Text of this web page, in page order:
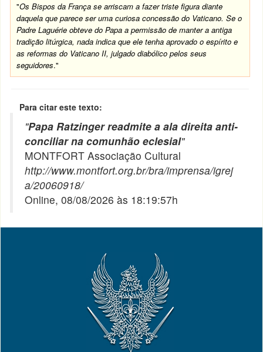
"Os Bispos da França se arriscam a fazer triste figura diante
daquela que parece ser uma curiosa concessão do Vaticano. Se o
Padre Laguérie obteve do Papa a permissão de manter a antiga
tradição litúrgica, nada indica que ele tenha aprovado o espírito e
as reformas do Vaticano II, julgado diabólico pelos seus
seguidores."
Para citar este texto:
"Papa Ratzinger readmite a ala direita anti-
conciliar na comunhão eclesial"
MONTFORT Associação Cultural
http://www.montfort.org.br/bra/imprensa/igrej
a/20060918/
Online, 08/08/2026 às 18:19:57h